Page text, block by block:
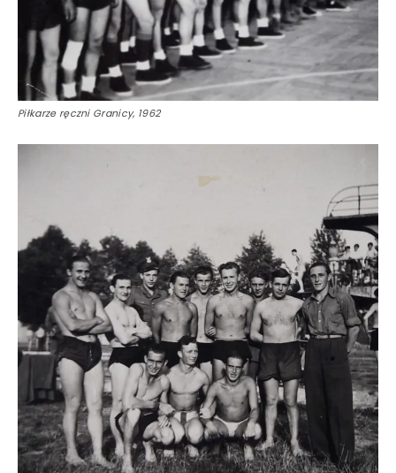
Piłkarze ręczni Granicy, 1962